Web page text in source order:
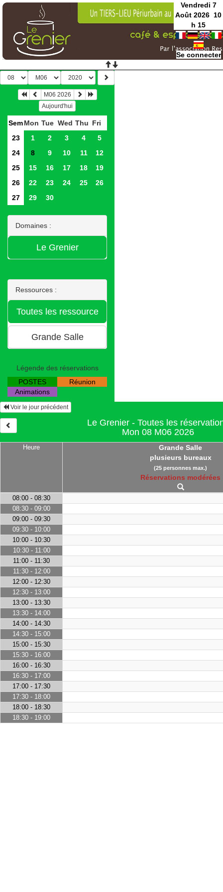
Vendredi 7
Août 2026 10
h 15
Se connecter
M06 2026
Aujourd'hui
SemMon Tue Wed Thu Fri
23
1 2 3 4
5
24
8 9 10 11
12
25
15 16 17 18
19
26
22 23 24 25
26
27
29 30
Domaines :
Ressources :
Légende des réservations
POSTES
Réunion
Animations
Voir le jour précédent
Le Grenier - Toutes les
Mon 08 M06 2026
Heure
Grande Salle
plusieurs bureaux
(25 personnes max.)
Réservations modérées
08:00 - 08:30
08:30 - 09:00
09:00 - 09:30
09:30 - 10:00
10:00 - 10:30
10:30 - 11:00
11:00 - 11:30
11:30 - 12:00
12:00 - 12:30
12:30 - 13:00
13:00 - 13:30
13:30 - 14:00
14:00 - 14:30
14:30 - 15:00
15:00 - 15:30
15:30 - 16:00
16:00 - 16:30
16:30 - 17:00
17:00 - 17:30
17:30 - 18:00
18:00 - 18:30
18:30 - 19:00